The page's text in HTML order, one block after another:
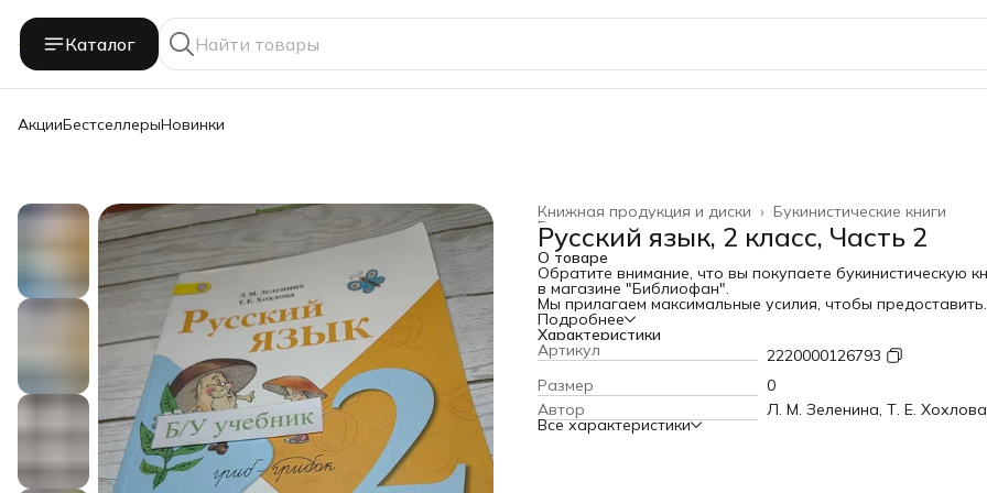
Каталог
АкцииБестселлерыНовинки
Букинистические книги
Книжная продукция и диски ›
Главная
Русский язык, 2 класс, Часть 2
О товаре
Обратите внимание, что вы покупаете букинистическую
в магазине "Библиофан".
Мы прилагаем максимальные усилия, чтобы предоставить
актуальное состояние каждой книги на фотографиях.
образом, вы получите именно тот экземпляр, который
на фото. Если вы обнаружите дефект, которого не было
отображено на фото, мы гарантированно одобрим вашу
заявку на возврат по браку, и это будет для вас
Описание: Учебник по русскому языку для 2 класса
общеобразовательных учреждений, часть 2. Авторы Л. М.
Зеленина и Т. Е. Хохлова. Соответствует Федеральному
Подробнее
Характеристики
Артикул
2220000126793
Размер
0
Автор
Л. М. Зеленина, Т. Е. Хохлова
Все характеристики